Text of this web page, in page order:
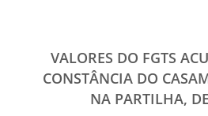
VALORES DO FGTS
CONSTÂNCIA DO
NA PARTILHA,